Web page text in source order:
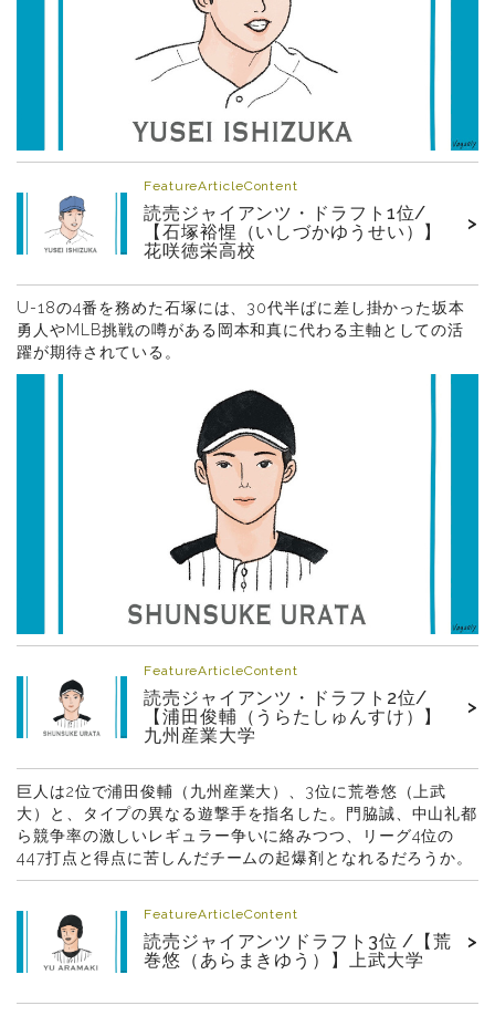
FeatureArticleContent
読売ジャイアンツ・ドラフト1位/
【石塚裕惺（いしづかゆうせい）】
花咲徳栄高校
>
U-18の4番を務めた石塚には、30代半ばに差し掛かった坂本
勇人やMLB挑戦の噂がある岡本和真に代わる主軸としての活
躍が期待されている。
FeatureArticleContent
読売ジャイアンツ・ドラフト2位/
【浦田俊輔（うらたしゅんすけ）】
九州産業大学
>
巨人は2位で浦田俊輔（九州産業大）、3位に荒巻悠（上武
大）と、タイプの異なる遊撃手を指名した。門脇誠、中山礼都
ら競争率の激しいレギュラー争いに絡みつつ、リーグ4位の
447打点と得点に苦しんだチームの起爆剤となれるだろうか。
FeatureArticleContent
読売ジャイアンツドラフト3位 /【荒
巻悠（あらまきゆう）】上武大学
>